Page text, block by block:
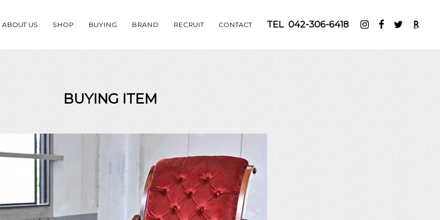
ABOUT US SHOP BUYING BRAND RECRUIT CONTACT TEL 042-306-6418
BUYING ITEM